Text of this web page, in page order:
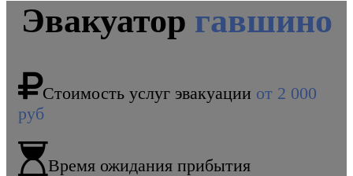
Эвакуатор гавшино
Стоимость услуг эвакуации от 2 000
руб
Время ожидания прибытия